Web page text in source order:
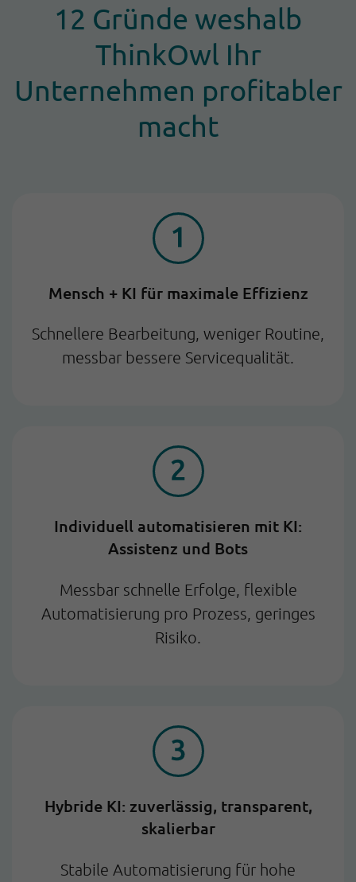
12 Gründe weshalb
ThinkOwl Ihr
Unternehmen profitabler
macht
Mensch + KI für maximale Effizienz
Schnellere Bearbeitung, weniger Routine,
messbar bessere Servicequalität.
Individuell automatisieren mit KI:
Assistenz und Bots
Messbar schnelle Erfolge, flexible
Automatisierung pro Prozess, geringes
Risiko.
Hybride KI: zuverlässig, transparent,
skalierbar
Stabile Automatisierung für hohe